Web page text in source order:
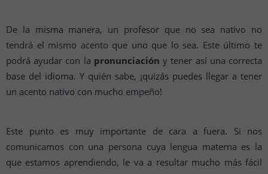
De la misma manera, un profesor que no sea nativo no
tendrá el mismo acento que uno que lo sea. Este último te
podrá ayudar con la pronunciación y tener así una correcta
base del idioma. Y quién sabe, ¡quizás puedes llegar a tener
un acento nativo con mucho empeño!
Este punto es muy importante de cara a fuera. Si nos
comunicamos con una persona cuya lengua materna es la
que estamos aprendiendo, le va a resultar mucho más fácil